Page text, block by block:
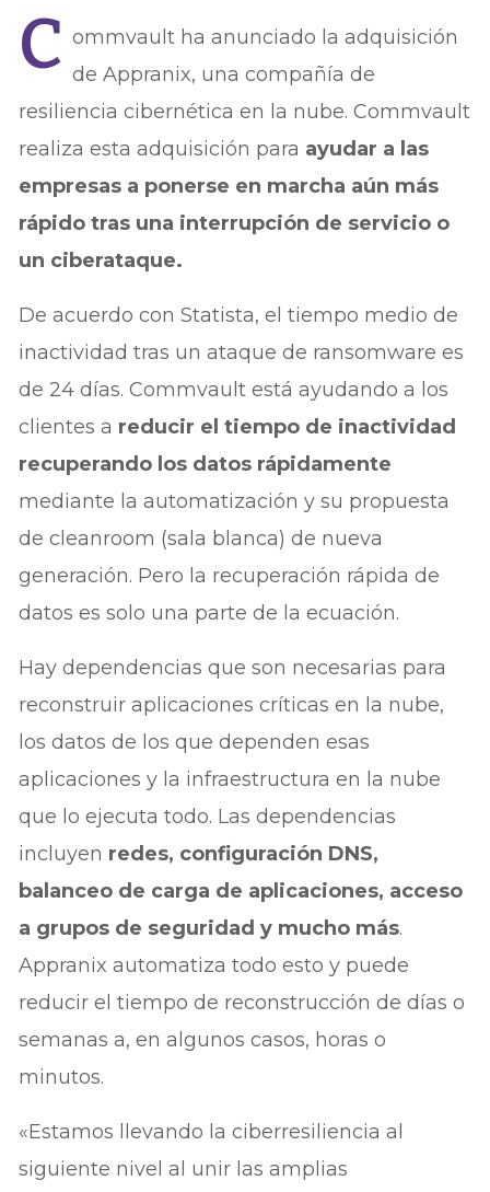
C ommvault ha anunciado la adquisición
de Appranix, una compañía de
resiliencia cibernética en la nube. Commvault
realiza esta adquisición para ayudar a las
empresas a ponerse en marcha aún más
rápido tras una interrupción de servicio o
un ciberataque.
De acuerdo con Statista, el tiempo medio de
inactividad tras un ataque de ransomware es
de 24 días. Commvault está ayudando a los
clientes a reducir el tiempo de inactividad
recuperando los datos rápidamente
mediante la automatización y su propuesta
de cleanroom (sala blanca) de nueva
generación. Pero la recuperación rápida de
datos es solo una parte de la ecuación.
Hay dependencias que son necesarias para
reconstruir aplicaciones críticas en la nube,
los datos de los que dependen esas
aplicaciones y la infraestructura en la nube
que lo ejecuta todo. Las dependencias
incluyen redes, configuración DNS,
balanceo de carga de aplicaciones, acceso
a grupos de seguridad y mucho más.
Appranix automatiza todo esto y puede
reducir el tiempo de reconstrucción de días o
semanas a, en algunos casos, horas o
minutos.
«Estamos llevando la ciberresiliencia al
siguiente nivel al unir las amplias